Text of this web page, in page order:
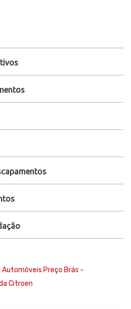
Preço Brás -
Citroen